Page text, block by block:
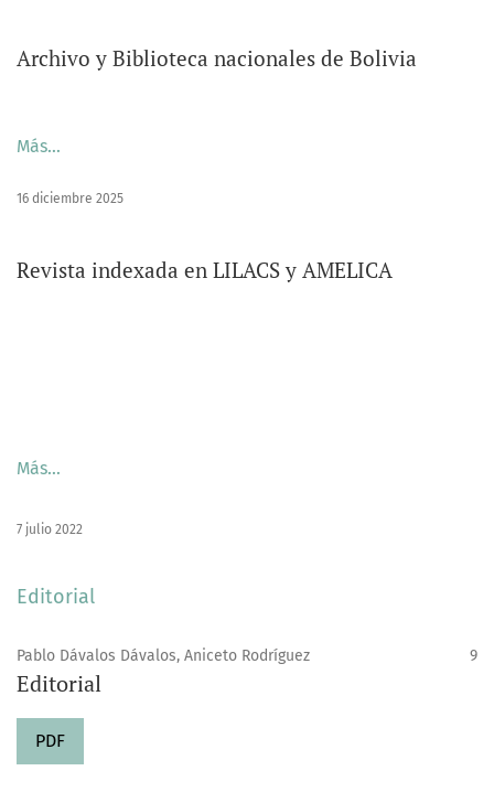
Avisos
Archivo y Biblioteca nacionales de Bolivia
Más…
16 diciembre 2025
Revista indexada en LILACS y AMELICA
Más…
7 julio 2022
Editorial
Pablo Dávalos Dávalos, Aniceto Rodríguez 9
Editorial
PDF